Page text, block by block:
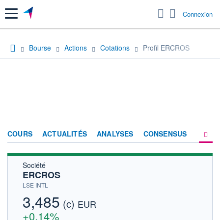
Menu Connexion
Bourse Actions Cotations Profil ERCROS
COURS ACTUALITÉS ANALYSES CONSENSUS
Société
ERCROS
LSE INTL
3,485 (c) EUR
+0,14%